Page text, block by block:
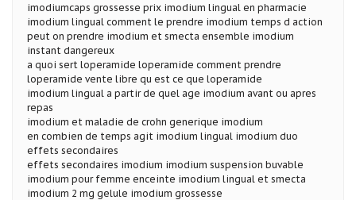
imodiumcaps grossesse prix imodium lingual en pharmacie
imodium lingual comment le prendre imodium temps d action
peut on prendre imodium et smecta ensemble imodium
instant dangereux
a quoi sert loperamide loperamide comment prendre
loperamide vente libre qu est ce que loperamide
imodium lingual a partir de quel age imodium avant ou apres
repas
imodium et maladie de crohn generique imodium
en combien de temps agit imodium lingual imodium duo
effets secondaires
effets secondaires imodium imodium suspension buvable
imodium pour femme enceinte imodium lingual et smecta
imodium 2 mg gelule imodium grossesse